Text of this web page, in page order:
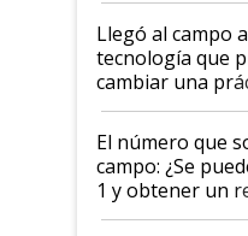
Aapresid 2026
Llegó al campo
tecnología que
cambiar una
clave: ¿Y si
fuera tan simple
un botón?
El número que
campo: ¿Se
1 y obtener un
hasta US$ 10